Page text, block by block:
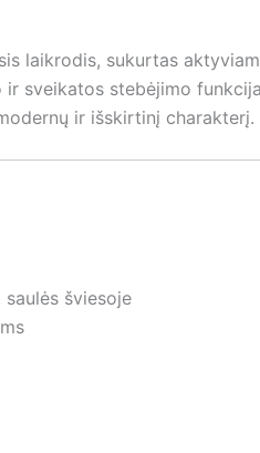
laikrodis, sukurtas
sveikatos stebėjimo
ir išskirtinį charakterį.
šviesoje